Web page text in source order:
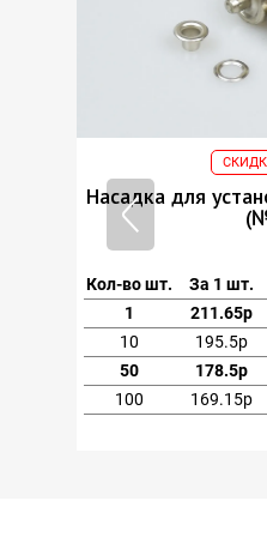
люверсов 4мм
За 1 упак.
Скидка
211.65р
1955р
-8%
8925р
-16%
16915р -20%